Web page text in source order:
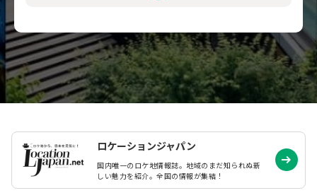
ロケーションジャパン
国内唯一のロケ地情報誌。地域のまだ知られぬ新
しい魅力を紹介。全国の情報が集結！